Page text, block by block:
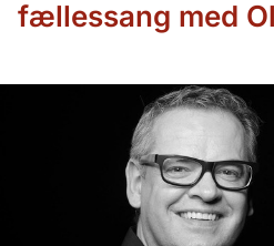
fællessang med